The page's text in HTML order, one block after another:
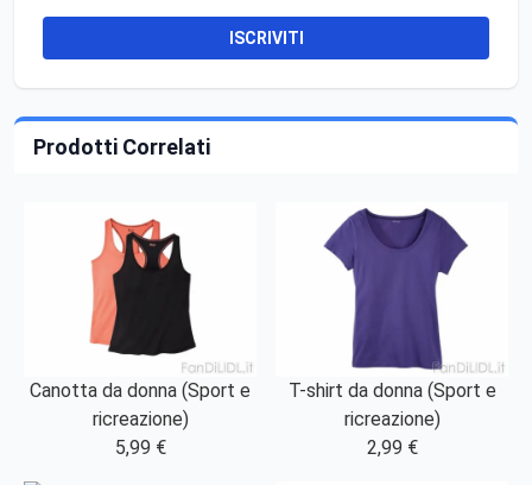
ISCRIVITI
Prodotti Correlati
Canotta da donna (Sport e
ricreazione)
5,99 €
T-shirt da donna (Sport e
ricreazione)
2,99 €